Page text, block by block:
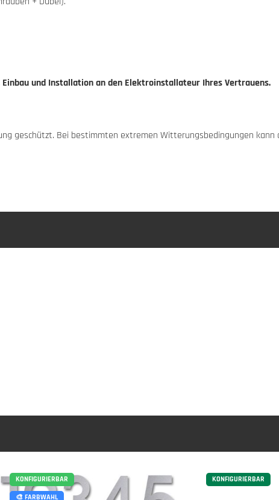
und Installation an den Elektroinstallateur Ihres Vertrauens.
geschützt. Bei bestimmten extremen Witterungsbedingungen
KONFIGURIERBAR
🎨 FARBWAHL
KONFIGURIERBAR